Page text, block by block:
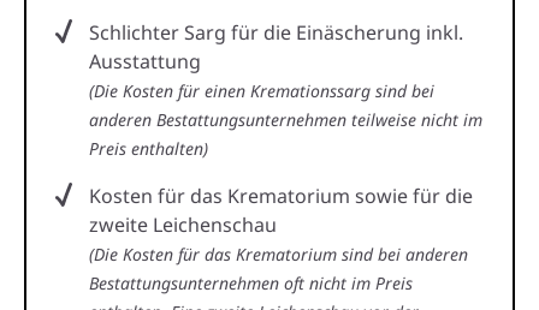
Schlichter Sarg für die Einäscherung inkl.
Ausstattung
(Die Kosten für einen Kremationssarg sind bei
anderen Bestattungsunternehmen teilweise nicht im
Preis enthalten)
Kosten für das Krematorium sowie für die
zweite Leichenschau
(Die Kosten für das Krematorium sind bei anderen
Bestattungsunternehmen oft nicht im Preis